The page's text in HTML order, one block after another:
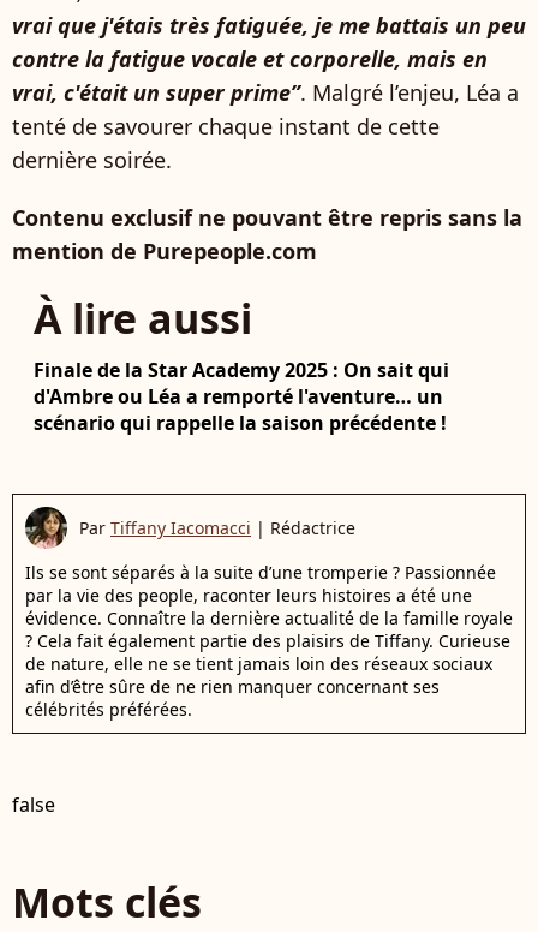
vrai que j'étais très fatiguée, je me battais un peu
contre la fatigue vocale et corporelle, mais en
vrai, c'était un super prime”. Malgré l’enjeu, Léa a
tenté de savourer chaque instant de cette
dernière soirée.
Contenu exclusif ne pouvant être repris sans la
mention de Purepeople.com
À lire aussi
Finale de la Star Academy 2025 : On sait qui
d'Ambre ou Léa a remporté l'aventure… un
scénario qui rappelle la saison précédente !
Par Tiffany Iacomacci | Rédactrice
Ils se sont séparés à la suite d’une tromperie ? Passionnée
par la vie des people, raconter leurs histoires a été une
évidence. Connaître la dernière actualité de la famille royale
? Cela fait également partie des plaisirs de Tiffany. Curieuse
de nature, elle ne se tient jamais loin des réseaux sociaux
afin d’être sûre de ne rien manquer concernant ses
célébrités préférées.
false
Mots clés